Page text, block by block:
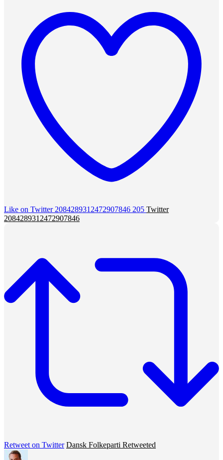
Like on Twitter 2084289312472907846 205 Twitter
2084289312472907846
Retweet on Twitter Dansk Folkeparti Retweeted